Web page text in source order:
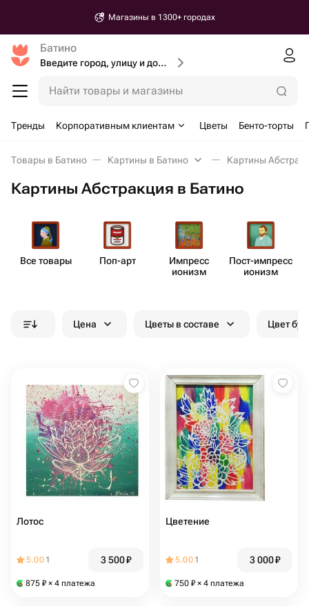
Магазины в 1300+ городах
Батино
Введите город, улицу и дом доставки
Найти товары и магазины
Тренды Корпоративным клиентам Цветы Бенто-торты
Товары в Батино Картины в Батино Картины
Картины Абстракция в Батино
Все товары Поп-арт
Импресс​
ионизм
Пост-импресс​
ионизм
Цена Цветы в составе Цвет
Лотос
5.00 1 3 500₽
875 ₽ × 4 платежа
Цветение
5.00 1 3 000₽
750 ₽ × 4 платежа